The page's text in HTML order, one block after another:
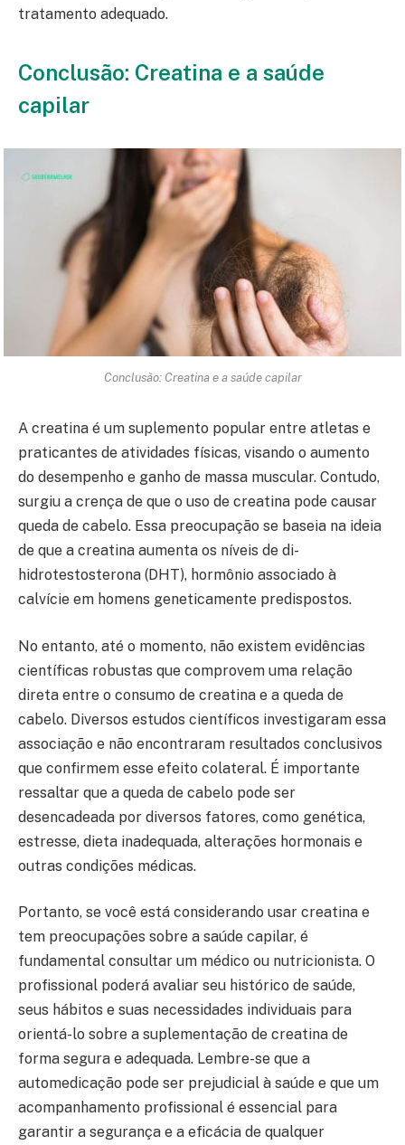
tratamento adequado.
Conclusão: Creatina e a saúde
capilar
Conclusão: Creatina e a saúde capilar
A creatina é um suplemento popular entre atletas e
praticantes de atividades físicas, visando o aumento
do desempenho e ganho de massa muscular. Contudo,
surgiu a crença de que o uso de creatina pode causar
queda de cabelo. Essa preocupação se baseia na ideia
de que a creatina aumenta os níveis de di-
hidrotestosterona (DHT), hormônio associado à
calvície em homens geneticamente predispostos.
No entanto, até o momento, não existem evidências
científicas robustas que comprovem uma relação
direta entre o consumo de creatina e a queda de
cabelo. Diversos estudos científicos investigaram essa
associação e não encontraram resultados conclusivos
que confirmem esse efeito colateral. É importante
ressaltar que a queda de cabelo pode ser
desencadeada por diversos fatores, como genética,
estresse, dieta inadequada, alterações hormonais e
outras condições médicas.
Portanto, se você está considerando usar creatina e
tem preocupações sobre a saúde capilar, é
fundamental consultar um médico ou nutricionista. O
profissional poderá avaliar seu histórico de saúde,
seus hábitos e suas necessidades individuais para
orientá-lo sobre a suplementação de creatina de
forma segura e adequada. Lembre-se que a
automedicação pode ser prejudicial à saúde e que um
acompanhamento profissional é essencial para
garantir a segurança e a eficácia de qualquer